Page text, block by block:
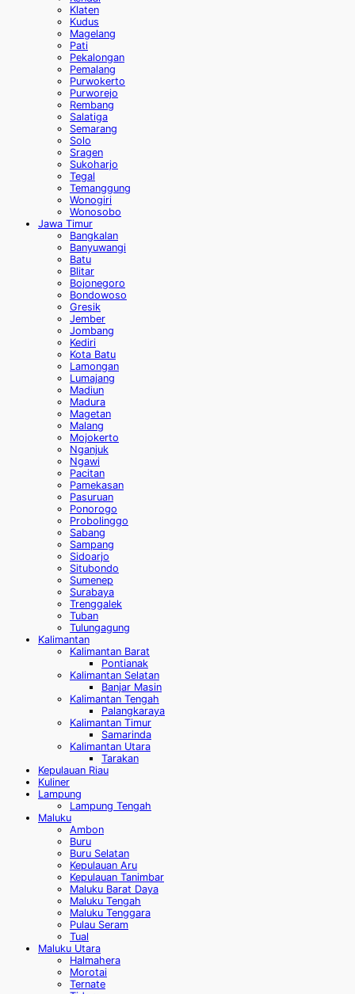
Klaten
Kudus
Magelang
Pati
Pekalongan
Pemalang
Purwokerto
Purworejo
Rembang
Salatiga
Semarang
Solo
Sragen
Sukoharjo
Tegal
Temanggung
Wonogiri
Wonosobo
Jawa Timur
Bangkalan
Banyuwangi
Batu
Blitar
Bojonegoro
Bondowoso
Gresik
Jember
Jombang
Kediri
Kota Batu
Lamongan
Lumajang
Madiun
Madura
Magetan
Malang
Mojokerto
Nganjuk
Ngawi
Pacitan
Pamekasan
Pasuruan
Ponorogo
Probolinggo
Sabang
Sampang
Sidoarjo
Situbondo
Sumenep
Surabaya
Trenggalek
Tuban
Tulungagung
Kalimantan
Kalimantan Barat
Pontianak
Kalimantan Selatan
Banjar Masin
Kalimantan Tengah
Palangkaraya
Kalimantan Timur
Samarinda
Kalimantan Utara
Tarakan
Kepulauan Riau
Kuliner
Lampung
Lampung Tengah
Maluku
Ambon
Buru
Buru Selatan
Kepulauan Aru
Kepulauan Tanimbar
Maluku Barat Daya
Maluku Tengah
Maluku Tenggara
Pulau Seram
Tual
Maluku Utara
Halmahera
Morotai
Ternate